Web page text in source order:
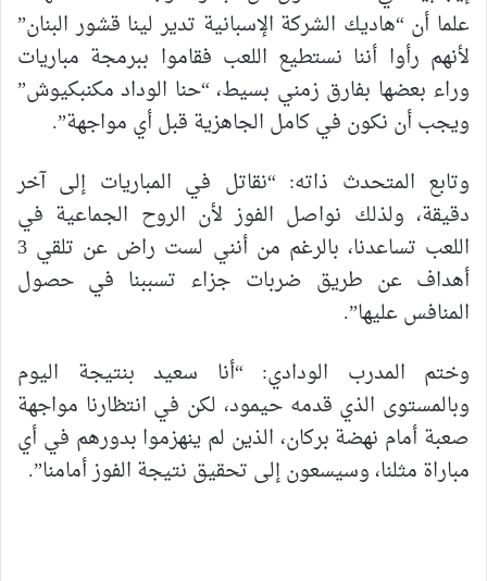
علما أن “هاديك الشركة الإسبانية تدير لينا قشور البنان”
لأنهم رأوا أننا نستطيع اللعب فقاموا ببرمجة مباريات
وراء بعضها بفارق زمني بسيط، “حنا الوداد مكنبكيوش”
ويجب أن نكون في كامل الجاهزية قبل أي مواجهة”.
وتابع المتحدث ذاته: “نقاتل في المباريات إلى آخر
دقيقة، ولذلك نواصل الفوز لأن الروح الجماعية في
اللعب تساعدنا، بالرغم من أنني لست راض عن تلقي 3
أهداف عن طريق ضربات جزاء تسببنا في حصول
المنافس عليها”.
وختم المدرب الودادي: “أنا سعيد بنتيجة اليوم
وبالمستوى الذي قدمه حيمود، لكن في انتظارنا مواجهة
صعبة أمام نهضة بركان، الذين لم ينهزموا بدورهم في أي
مباراة مثلنا، وسيسعون إلى تحقيق نتيجة الفوز أمامنا”.